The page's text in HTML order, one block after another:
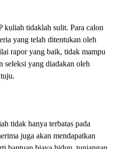
kuliah tidaklah sulit. Para calon
yang telah ditentukan oleh
rapor yang baik, tidak mampu
seleksi yang diadakan oleh
tidak hanya terbatas pada
juga akan mendapatkan